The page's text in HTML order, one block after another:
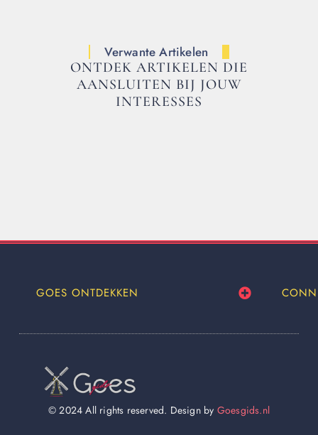
Verwante Artikelen
ONTDEK ARTIKELEN DIE
AANSLUITEN BIJ JOUW
INTERESSES
GOES ONTDEKKEN
© 2024 All rights reserved. Design by Goesgids.nl